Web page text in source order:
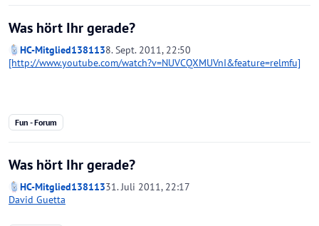
Was hört Ihr gerade?
HC-Mitglied1381138. Sept. 2011, 22:50
[http://www.youtube.com/watch?v=NUVCQXMUVnI&feature=relmfu]
Fun - Forum
Was hört Ihr gerade?
HC-Mitglied13811331. Juli 2011, 22:17
David Guetta